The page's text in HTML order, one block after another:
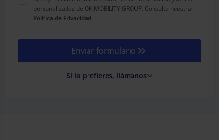
personalizadas de OK MOBILITY GROUP. Consulta nuestra
Política de Privacidad.
Enviar formulario
Si lo prefieres, llámanos